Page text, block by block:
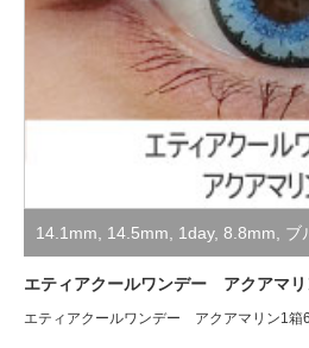
14.1mm 14.5mm 1day, 8.8mm ブ
レポ,高発色・コスプレ用
エティアクールワンデー アクアマリ
エティアクールワンデー アクアマリン1箱